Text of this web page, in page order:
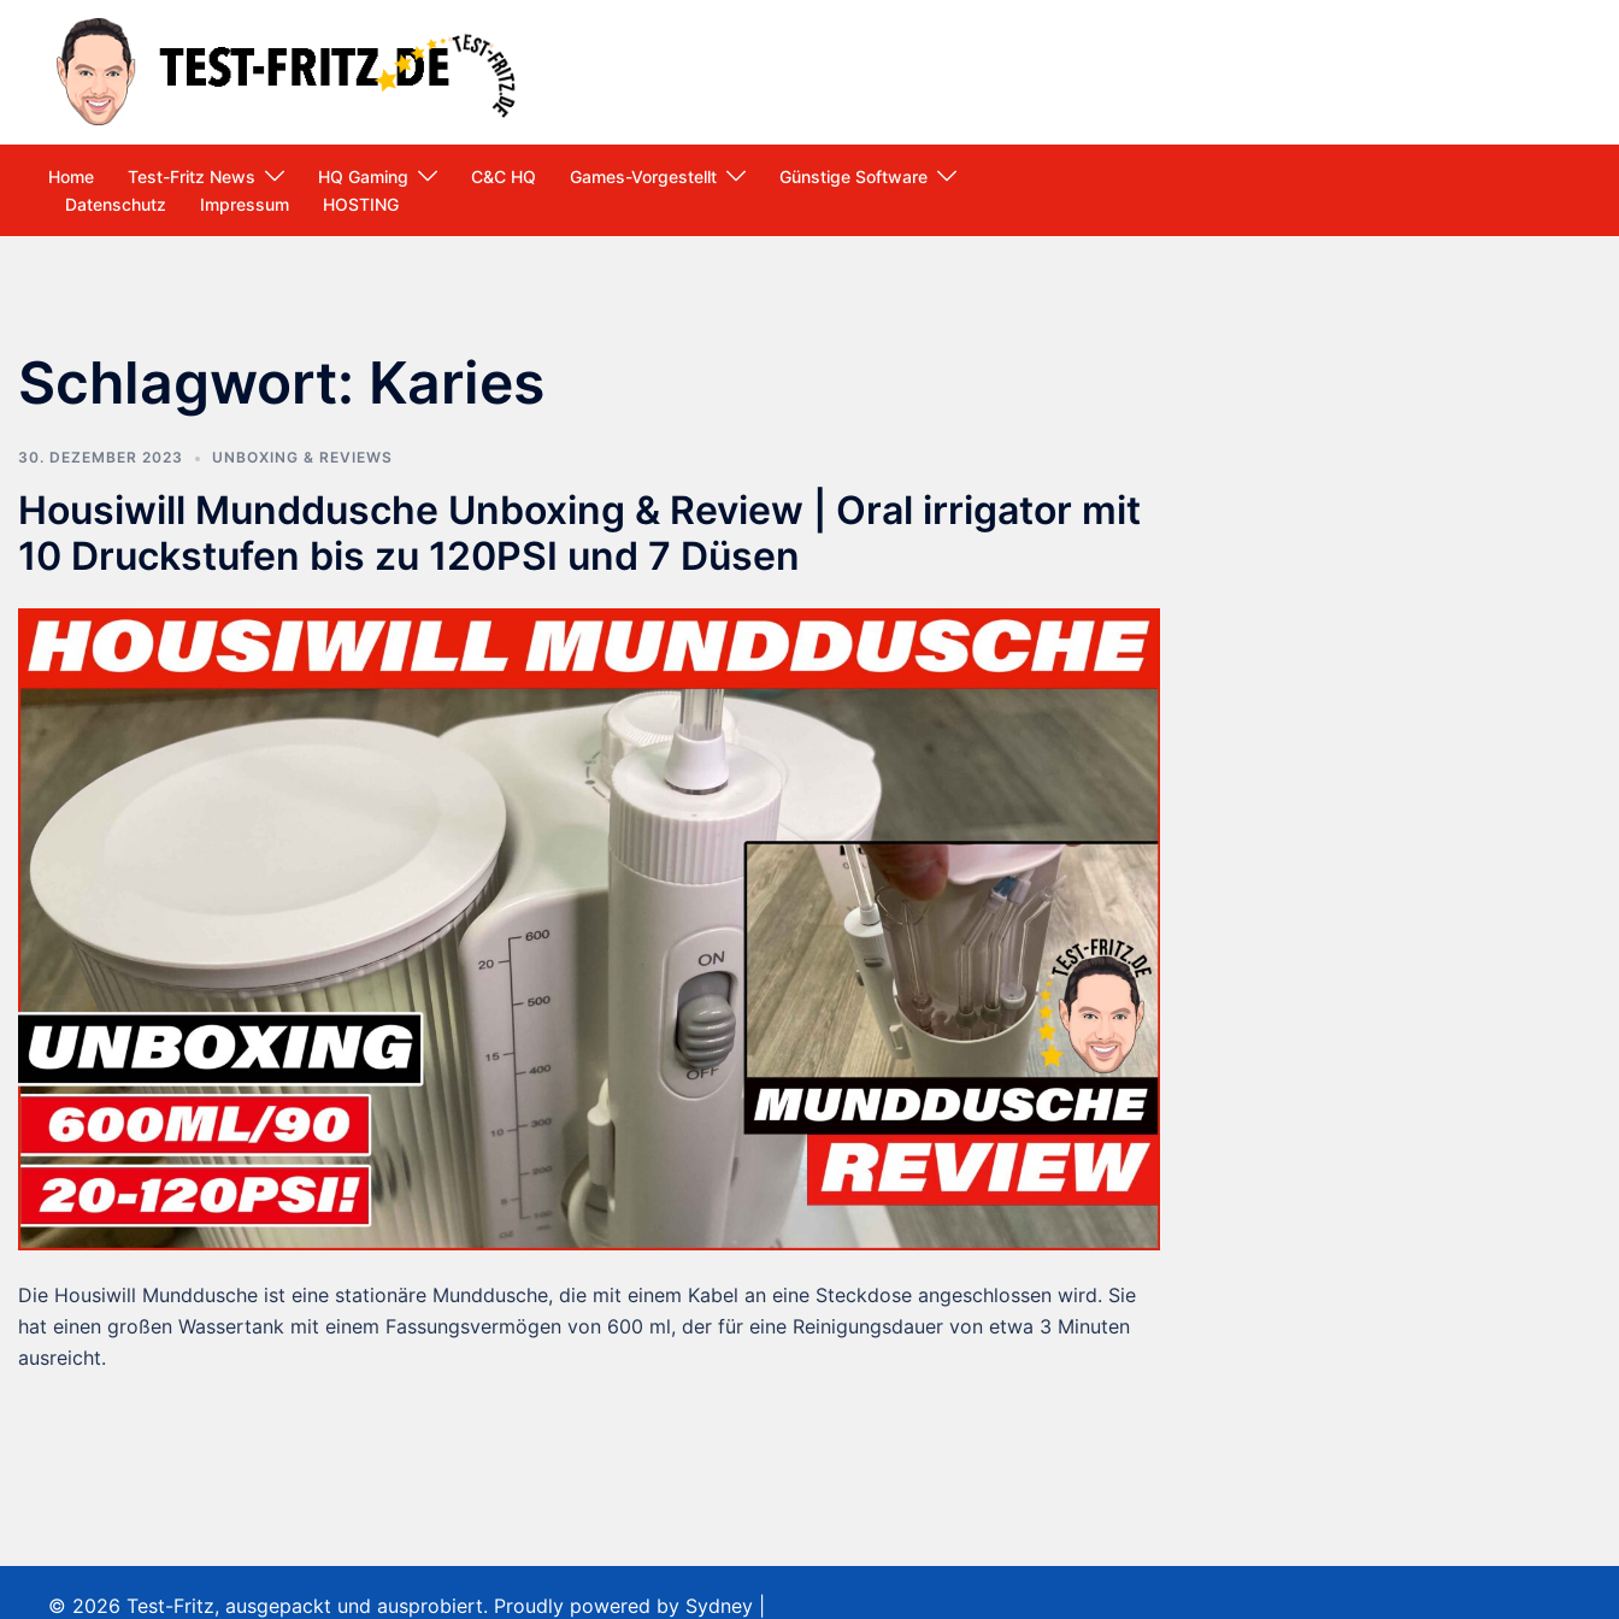
springen
Home Test-Fritz News HQ Gaming C&C HQ Games-Vorgestellt
Günstige Software
Datenschutz
Impressum HOSTING
Schlagwort: Karies
30. DEZEMBER 2023 UNBOXING & REVIEWS
Housiwill Munddusche Unboxing & Review | Oral irrigator mit
10 Druckstufen bis zu 120PSI und 7 Düsen
Die Housiwill Munddusche ist eine stationäre Munddusche, die mit einem Kabel an eine Steckdose angeschlossen wird. Sie
hat einen großen Wassertank mit einem Fassungsvermögen von 600 ml, der für eine Reinigungsdauer von etwa 3 Minuten
ausreicht.
© 2026 Test-Fritz, ausgepackt und ausprobiert. Proudly powered by Sydney